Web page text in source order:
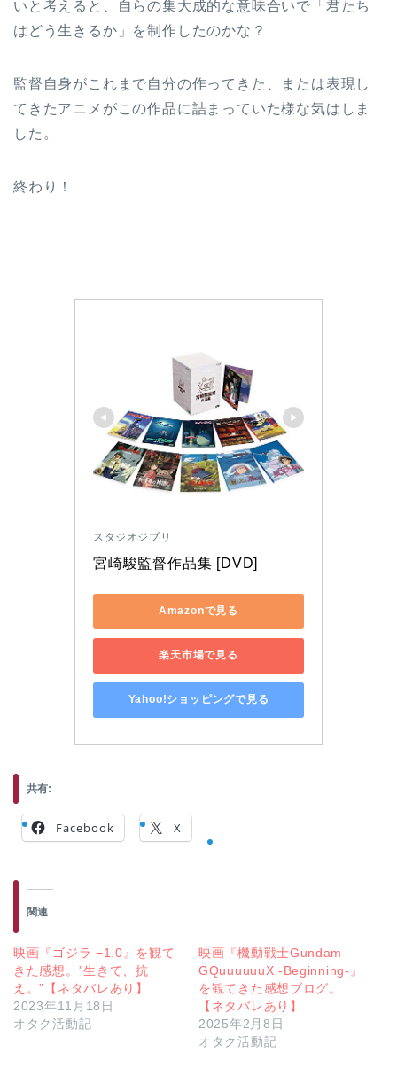
いと考えると、自らの集大成的な意味合いで「君たち
はどう生きるか」を制作したのかな？
監督自身がこれまで自分の作ってきた、または表現し
てきたアニメがこの作品に詰まっていた様な気はしま
した。
終わり！
スタジオジブリ
宮崎駿監督作品集 [DVD]
Amazonで見る
楽天市場で見る
Yahoo!ショッピングで見る
共有:
Facebook X
関連
映画『ゴジラ −1.0』を観て
きた感想。”生きて、抗
え。”【ネタバレあり】
2023年11月18日
オタク活動記
映画『機動戦士Gundam
GQuuuuuuX -Beginning-』
を観てきた感想ブログ。
【ネタバレあり】
2025年2月8日
オタク活動記